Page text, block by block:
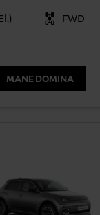
FWD
MANE DOMINA